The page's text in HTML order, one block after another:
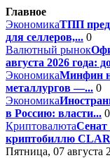
Главное
ЭкономикаТПП
для селлеров,... 0
Валютный рынок
августа 2026 года:
ЭкономикаМинфин
металлургов —... 0
Экономика
в Россию: власти... 0
Криптовалюта
криптобиллю
Пятница, 07 августа